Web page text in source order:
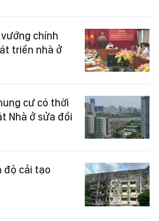
vướng chính
triển nhà ở
cư có thời
Nhà ở sửa đổi
độ cải tạo